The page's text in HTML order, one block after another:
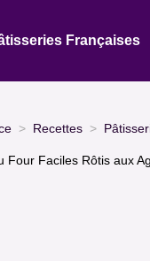
Françaises
Recettes
Four Faciles Rôtis aux